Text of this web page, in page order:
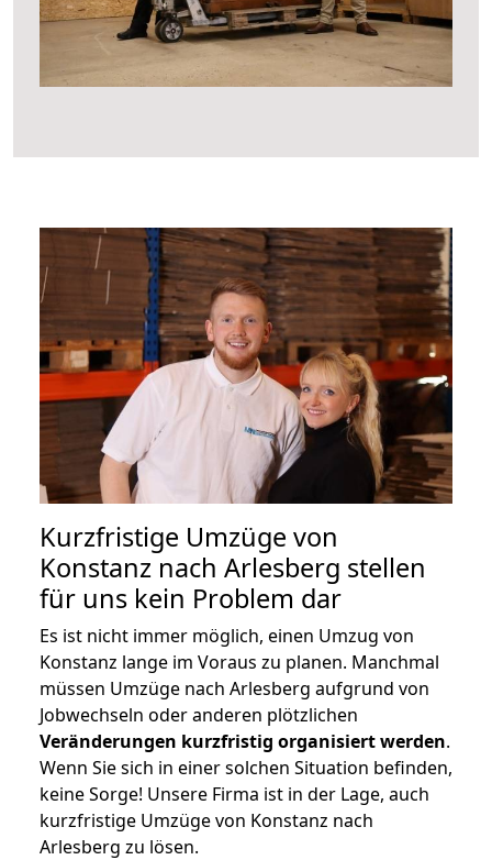
Kurzfristige Umzüge von
Konstanz nach Arlesberg stellen
für uns kein Problem dar
Es ist nicht immer möglich, einen Umzug von
Konstanz lange im Voraus zu planen. Manchmal
müssen Umzüge nach Arlesberg aufgrund von
Jobwechseln oder anderen plötzlichen
Veränderungen kurzfristig organisiert werden.
Wenn Sie sich in einer solchen Situation befinden,
keine Sorge! Unsere Firma ist in der Lage, auch
kurzfristige Umzüge von Konstanz nach
Arlesberg zu lösen.